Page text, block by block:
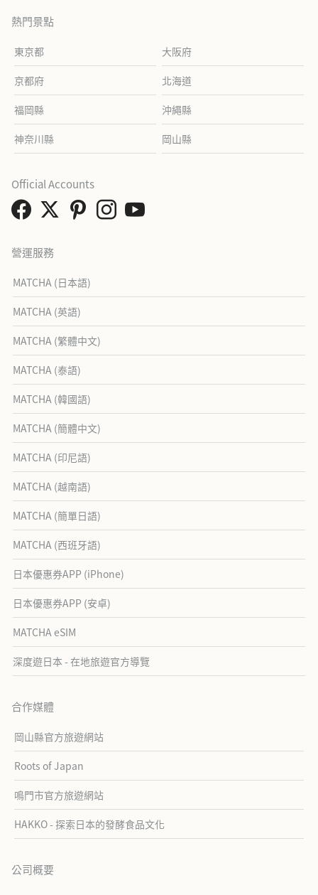
熱門景點
東京都 大阪府
京都府 北海道
福岡縣 沖繩縣
神奈川縣 岡山縣
營運服務
MATCHA (日本語)
MATCHA (英語)
MATCHA (繁體中文)
MATCHA (泰語)
MATCHA (韓國語)
MATCHA (簡體中文)
MATCHA (印尼語)
MATCHA (越南語)
MATCHA (簡單日語)
MATCHA (西班牙語)
日本優惠券APP (iPhone)
日本優惠券APP (安卓)
MATCHA eSIM
深度遊日本 - 在地旅遊官方導覽
合作媒體
岡山縣官方旅遊網站
Roots of Japan
鳴門市官方旅遊網站
HAKKO - 探索日本的發酵食品文化
公司概要
Official Accounts